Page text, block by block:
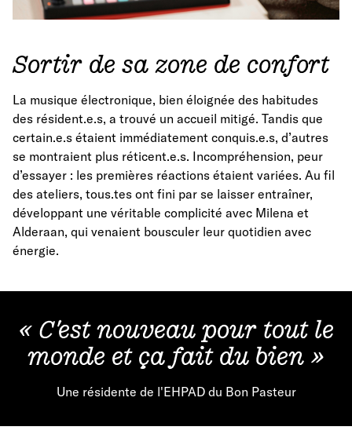
Sortir de sa zone de confort
La musique électronique, bien éloignée des habitudes
des résident.e.s, a trouvé un accueil mitigé. Tandis que
certain.e.s étaient immédiatement conquis.e.s, d’autres
se montraient plus réticent.e.s. Incompréhension, peur
d’essayer : les premières réactions étaient variées. Au fil
des ateliers, tous.tes ont fini par se laisser entraîner,
développant une véritable complicité avec Milena et
Alderaan, qui venaient bousculer leur quotidien avec
énergie.
« C'est nouveau pour tout le
monde et ça fait du bien »
Une résidente de l'EHPAD du Bon Pasteur